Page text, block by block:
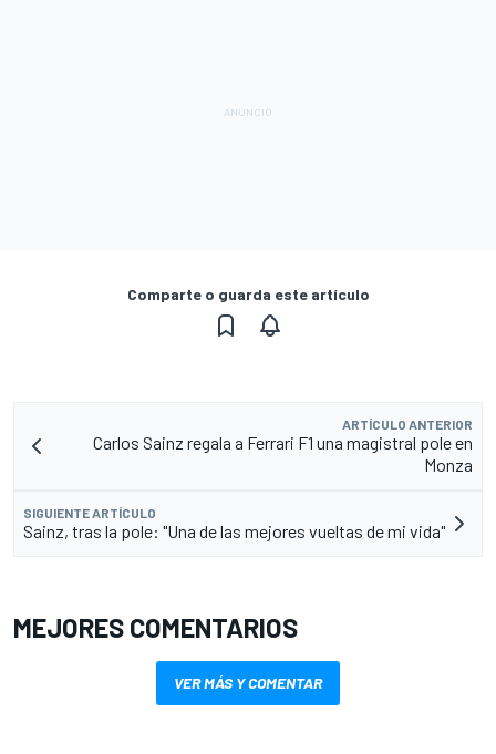
Comparte o guarda este artículo
ARTÍCULO ANTERIOR
Carlos Sainz regala a Ferrari F1 una magistral pole en
Monza
SIGUIENTE ARTÍCULO
Sainz, tras la pole: "Una de las mejores vueltas de mi vida"
MEJORES COMENTARIOS
VER MÁS Y COMENTAR